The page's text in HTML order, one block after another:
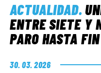
ACTUALIDAD.
ENTRE SIETE Y
PARO HASTA
30. 03. 2026